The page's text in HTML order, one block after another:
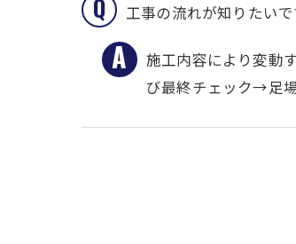
工事の流れが知りたいで
施工内容により変
び最終チェック→足